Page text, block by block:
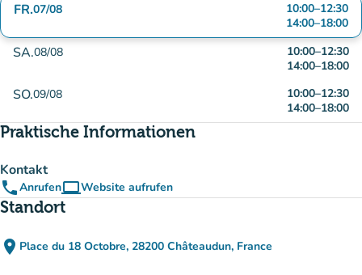
FR.07/08 10:00–12:30
14:00–18:00
SA.08/08 10:00–12:30
14:00–18:00
SO.09/08 10:00–12:30
14:00–18:00
Praktische Informationen
Kontakt
phoneAnrufencomputerWebsite aufrufen
(new tab)
Standort
place Place du 18 Octobre, 28200 Châteaudun, France
(in Google Maps öffnen)
(new tab)